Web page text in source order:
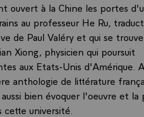
ouvert à la Chine les portes
au professeur He Ru,
de Paul Valéry et qui se
Xiong, physicien qui poursuit
aux Etats-Unis d'Amérique.
anthologie de littérature
bien évoquer l'oeuvre et la
université.